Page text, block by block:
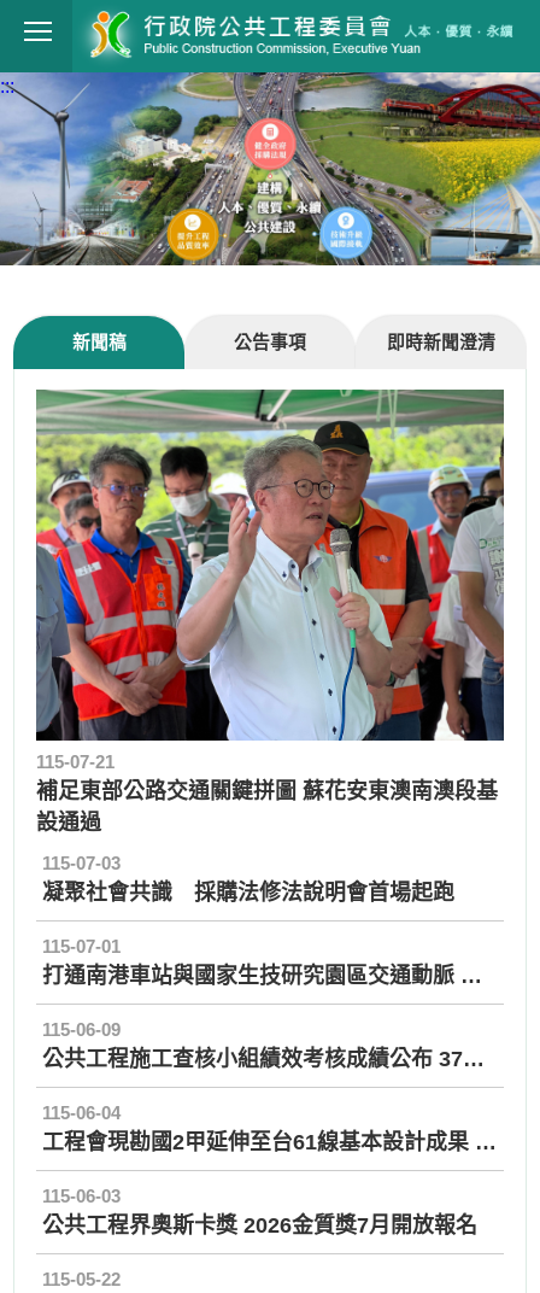
跳到主要內容
行政院公共工程委員會
:::
新聞稿 公告事項 即時新聞澄清
115-07-21
補足東部公路交通關鍵拼圖 蘇花安東澳南澳段基
設通過
115-07-03
凝聚社會共識 採購法修法說明會首場起跑
115-07-01
打通南港車站與國家生技研究園區交通動脈 陳金德政委視察「國家生技研究園區聯外道路」
115-06-09
公共工程施工查核小組績效考核成績公布 37個機關獲得優等佳績
115-06-04
工程會現勘國2甲延伸至台61線基本設計成果 強化國2甲與台61線連結 健全桃園機場聯外路網
115-06-03
公共工程界奧斯卡獎 2026金質獎7月開放報名
115-05-22